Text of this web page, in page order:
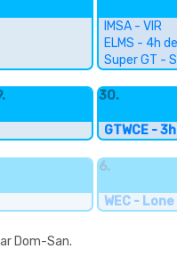
IMSA - VIR
ELMS - 4h
Super GT -
30.
GTWCE -
6.
WEC - Lone
Dom-San.